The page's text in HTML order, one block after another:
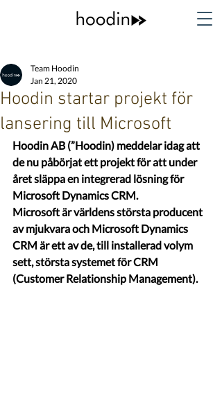
Hoodin startar projekt för
lansering till Microsoft
Team Hoodin
Jan 21, 2020
Hoodin AB (”Hoodin) meddelar idag att
de nu påbörjat ett projekt för att under
året släppa en integrerad lösning för
Microsoft Dynamics CRM.
Microsoft är världens största producent
av mjukvara och Microsoft Dynamics
CRM är ett av de, till installerad volym
sett, största systemet för CRM
(Customer Relationship Management).